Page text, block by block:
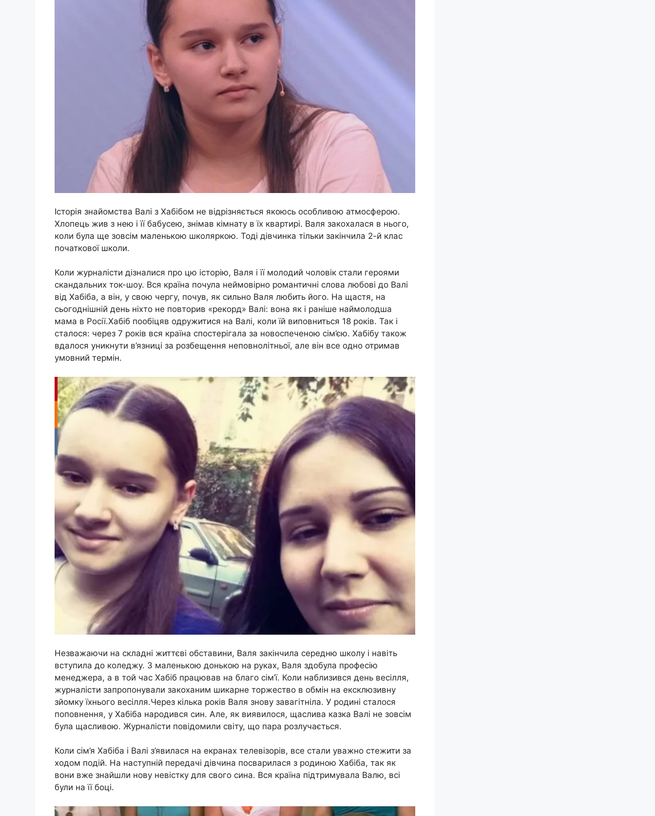
Історія знайомства Валі з Хабібом не відрізняється якоюсь особливою атмосферою.
Хлопець жив з нею і її бабусею, знімав кімнату в їх квартирі. Валя закохалася в нього,
коли була ще зовсім маленькою школяркою. Тоді дівчинка тільки закінчила 2-й клас
початкової школи.
Коли журналісти дізналися про цю історію, Валя і її молодий чоловік стали героями
скандальних ток-шоу. Вся країна почула неймовірно романтичні слова любові до Валі
від Хабіба, а він, у свою чергу, почув, як сильно Валя любить його. На щастя, на
сьогоднішній день ніхто не повторив «рекорд» Валі: вона як і раніше наймолодша
мама в Росії.Хабіб пообіцяв одружитися на Валі, коли їй виповниться 18 років. Так і
сталося: через 7 років вся країна спостерігала за новоспеченою сім’єю. Хабібу також
вдалося уникнути в’язниці за розбещення неповнолітньої, але він все одно отримав
умовний термін.
Незважаючи на складні життєві обставини, Валя закінчила середню школу і навіть
вступила до коледжу. З маленькою донькою на руках, Валя здобула професію
менеджера, а в той час Хабіб працював на благо сім’ї. Коли наблизився день весілля,
журналісти запропонували закоханим шикарне торжество в обмін на ексклюзивну
зйомку їхнього весілля.Через кілька років Валя знову завагітніла. У родині сталося
поповнення, у Хабіба народився син. Але, як виявилося, щаслива казка Валі не зовсім
була щасливою. Журналісти повідомили світу, що пара розлучається.
Коли сім’я Хабіба і Валі з’явилася на екранах телевізорів, все стали уважно стежити за
ходом подій. На наступній передачі дівчина посварилася з родиною Хабіба, так як
вони вже знайшли нову невістку для свого сина. Вся країна підтримувала Валю, всі
були на її боці.